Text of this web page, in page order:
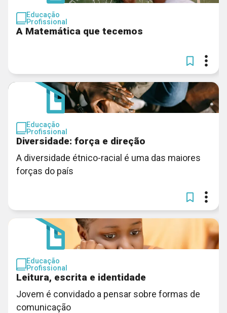
Educação
Profissional
A Matemática que tecemos
Educação
Profissional
Diversidade: força e direção
A diversidade étnico-racial é uma das maiores
forças do país
Educação
Profissional
Leitura, escrita e identidade
Jovem é convidado a pensar sobre formas de
comunicação